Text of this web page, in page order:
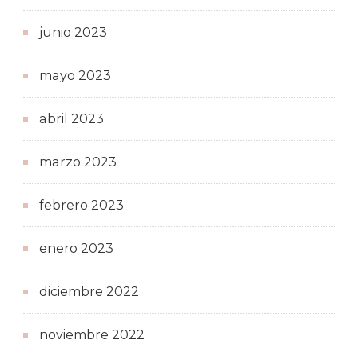
junio 2023
mayo 2023
abril 2023
marzo 2023
febrero 2023
enero 2023
diciembre 2022
noviembre 2022